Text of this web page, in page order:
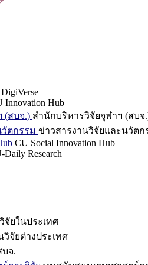
Innovation Hub
(สบจ.) สำนักบริหารวิจัยจุฬาฯ (สบจ
ตกรรม ข่าวสารงานวิจัยและนวัตก
CU Social Innovation Hub
Daily Research
จัยในประเทศ
วิจัยต่างประเทศ
จ.